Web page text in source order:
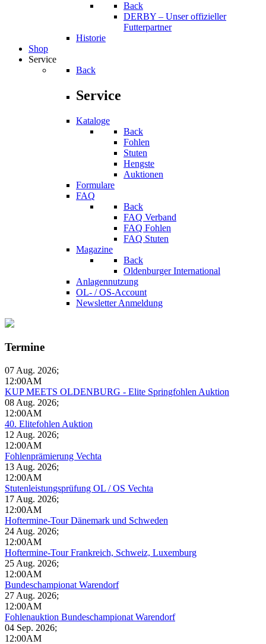
Back
DERBY – Unser offizieller
Futterpartner
Historie
Shop
Service
Back
Service
Kataloge
Back
Fohlen
Stuten
Hengste
Auktionen
Formulare
FAQ
Back
FAQ Verband
FAQ Fohlen
FAQ Stuten
Magazine
Back
Oldenburger International
Anlagennutzung
OL- / OS-Account
Newsletter Anmeldung
Termine
07 Aug. 2026;
12:00AM
KUP MEETS OLDENBURG - Elite Springfohlen Auktion
08 Aug. 2026;
12:00AM
40. Elitefohlen Auktion
12 Aug. 2026;
12:00AM
Fohlenprämierung Vechta
13 Aug. 2026;
12:00AM
Stutenleistungsprüfung OL / OS Vechta
17 Aug. 2026;
12:00AM
Hoftermine-Tour Dänemark und Schweden
24 Aug. 2026;
12:00AM
Hoftermine-Tour Frankreich, Schweiz, Luxemburg
25 Aug. 2026;
12:00AM
Bundeschampionat Warendorf
27 Aug. 2026;
12:00AM
Fohlenauktion Bundeschampionat Warendorf
04 Sep. 2026;
12:00AM